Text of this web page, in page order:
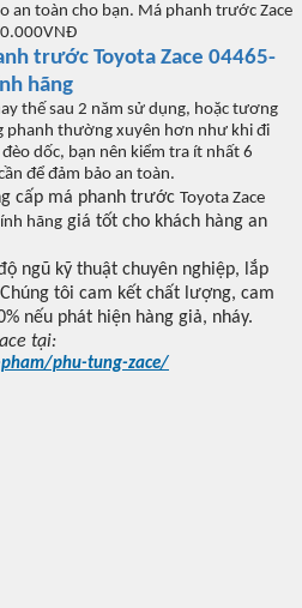
an toàn cho bạn. Má phanh trước Zace
trước Toyota Zace 04465-
hãng
thế sau 2 năm sử dụng, hoặc tương
phanh thường xuyên hơn như khi đi
đèo dốc, bạn nên kiểm tra ít nhất 6
để đảm bảo an toàn.
cấp má phanh trước Toyota Zace
hãng giá tốt cho khách hàng an
ộ ngũ kỹ thuật chuyên nghiệp, lắp
úng tôi cam kết chất l ượng, cam
nếu phát hiện hàng giả, nháy.
tại:
phu-tung-zace/